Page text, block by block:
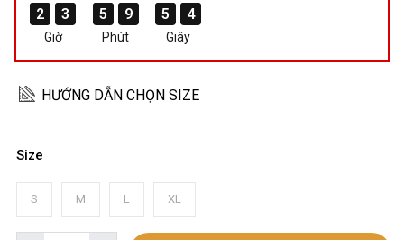
HƯỚNG DẪN CHỌN SIZE
S M L XL
2
2
2
2 3
3
3
3 5
5
5
5 9
9
9
9 5
5
5
5 4
3
4
3
Giờ Phút Giây
Size